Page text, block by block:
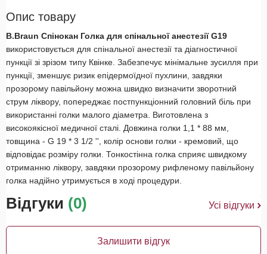
Опис товару
B.Braun Спінокан Голка для спінальної анестезії G19
використовується для спінальної анестезії та діагностичної
пункції зі зрізом типу Квінке. Забезпечує мінімальне зусилля при
пункції, зменшує ризик епідермоїдної пухлини, завдяки
прозорому павільйону можна швидко визначити зворотний
струм ліквору, попереджає постпункціонний головний біль при
використанні голки малого діаметра. Виготовлена ​​з
високоякісної медичної сталі. Довжина голки 1,1 * 88 мм,
товщина - G 19 * 3 1/2 '', колір основи голки - кремовий, що
відповідає розміру голки. Тонкостінна голка сприяє швидкому
отриманню ліквору, завдяки прозорому рифленому павільйону
голка надійно утримується в ході процедури.
Відгуки (0) Усі відгуки
Залишити відгук